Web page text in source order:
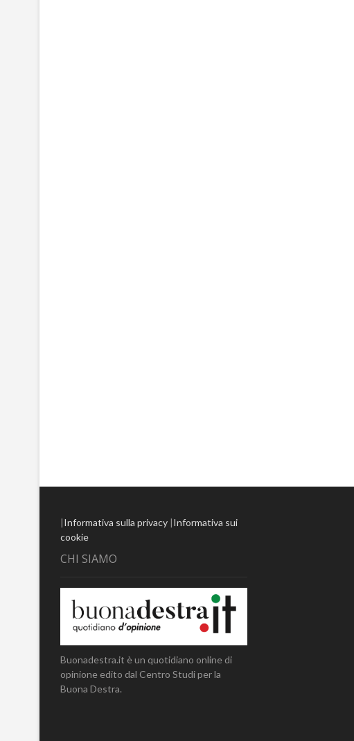
|Informativa sulla privacy |Informativa sui
cookie
CHI SIAMO
Buonadestra.it è un quotidiano online di
opinione edito dal Centro Studi per la
Buona Destra.